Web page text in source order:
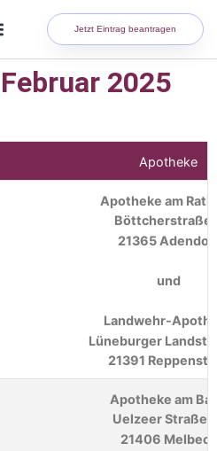
Jetzt Eintrag beantragen
2025
Apotheke
Apotheke am
Böttcherstraße
21365
und
Landwehr-
Lüneburger
21391
Apotheke am
Uelzeer Straße
21406 Melbeck